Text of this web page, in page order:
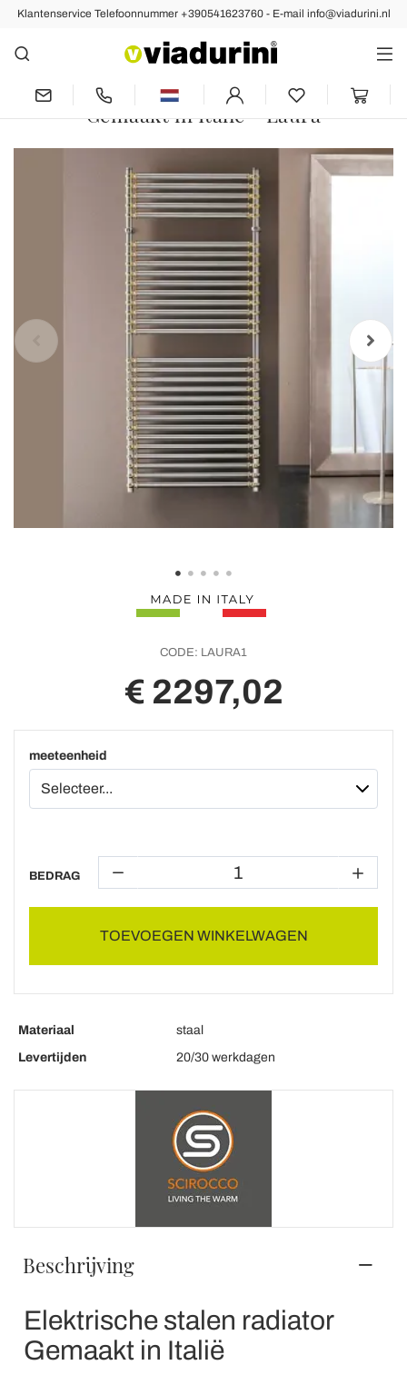
Klantenservice Telefoonnummer +390541623760 - E-mail info@viadurini.nl
Vorige Volgende
Elektrische handdoekwarmer in
staalchroom en gouden afwerking
Gemaakt in Italië - Laura
CODE: LAURA1
€ 2297,02
meeteenheid
BEDRAG
TOEVOEGEN WINKELWAGEN
Materiaal
staal
Levertijden
20/30 werkdagen
Beschrijving
Elektrische stalen radiator
Gemaakt in Italië